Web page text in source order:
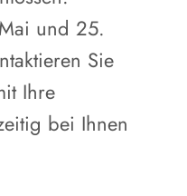
und 25.
Sie
Ihre
bei Ihnen